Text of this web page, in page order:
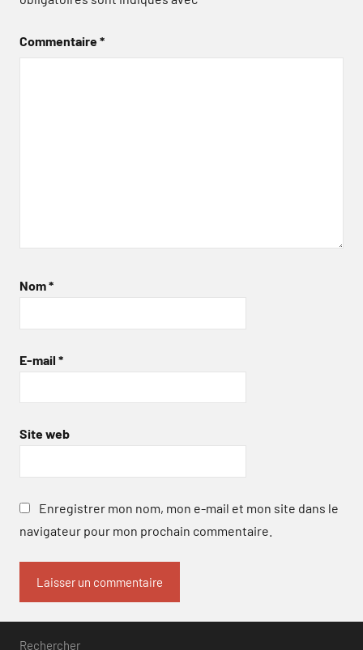
Commentaire*
Nom*
E-mail *
Site web
Enregistrer mon nom, mon e-mail et mon site dans le
navigateur pour mon prochain commentaire.
Rechercher